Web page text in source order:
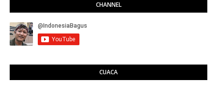
CHANNEL
CUACA